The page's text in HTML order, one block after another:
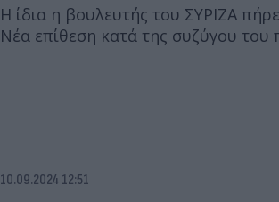
Η ίδια η βουλευτής του ΣΥΡΙΖΑ
Νέα επίθεση κατά της συζύγου
10.09.2024 12:51